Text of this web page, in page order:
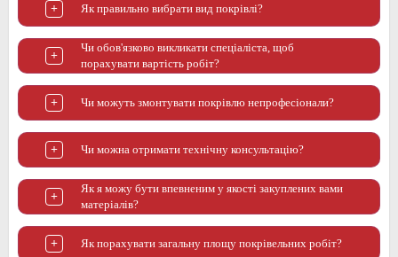
Як правильно вибрати вид покрівлі?
Чи обов'язково викликати спеціаліста, щоб
порахувати вартість робіт?
Чи можуть змонтувати покрівлю непрофесіонали?
Чи можна отримати технічну консультацію?
Як я можу бути впевненим у якості закуплених вами
матеріалів?
Як порахувати загальну площу покрівельних робіт?